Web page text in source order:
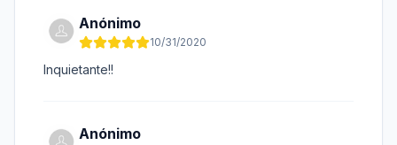
Anónimo
10/31/2020
Inquietante!!
Anónimo